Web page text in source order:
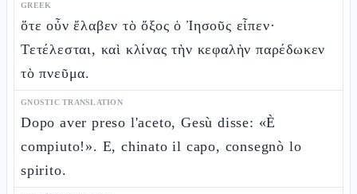
GREEK
ὅτε οὖν ἔλαβεν τὸ ὄξος ὁ Ἰησοῦς εἶπεν·
Τετέλεσται, καὶ κλίνας τὴν κεφαλὴν παρέδωκεν
τὸ πνεῦμα.
GNOSTIC TRANSLATION
Dopo aver preso l'aceto, Gesù disse: «È
compiuto!». E, chinato il capo, consegnò lo
spirito.